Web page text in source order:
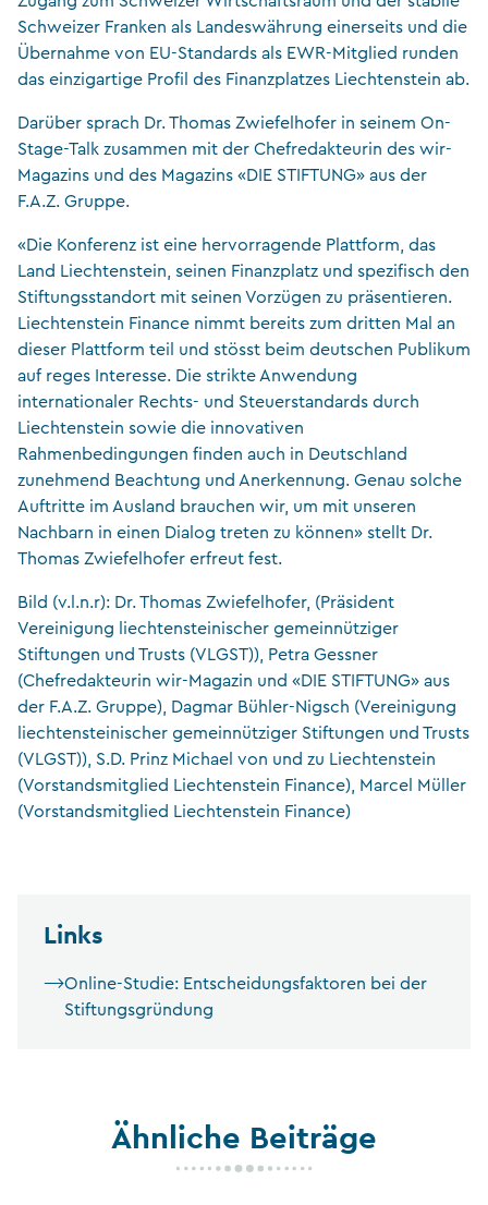
Schweizer Franken als Landeswährung einerseits und die
Übernahme von EU-Standards als EWR-Mitglied runden
das einzigartige Profil des Finanzplatzes Liechtenstein ab.
Darüber sprach Dr. Thomas Zwiefelhofer in seinem On-
Stage-Talk zusammen mit der Chefredakteurin des wir-
Magazins und des Magazins «DIE STIFTUNG» aus der
F.A.Z. Gruppe.
«Die Konferenz ist eine hervorragende Plattform, das
Land Liechtenstein, seinen Finanzplatz und spezifisch den
Stiftungsstandort mit seinen Vorzügen zu präsentieren.
Liechtenstein Finance nimmt bereits zum dritten Mal an
dieser Plattform teil und stösst beim deutschen Publikum
auf reges Interesse. Die strikte Anwendung
internationaler Rechts- und Steuerstandards durch
Liechtenstein sowie die innovativen
Rahmenbedingungen finden auch in Deutschland
zunehmend Beachtung und Anerkennung. Genau solche
Auftritte im Ausland brauchen wir, um mit unseren
Nachbarn in einen Dialog treten zu können» stellt Dr.
Thomas Zwiefelhofer erfreut fest.
Bild (v.l.n.r): Dr. Thomas Zwiefelhofer, (Präsident
Vereinigung liechtensteinischer gemeinnütziger
Stiftungen und Trusts (VLGST)), Petra Gessner
(Chefredakteurin wir-Magazin und «DIE STIFTUNG» aus
der F.A.Z. Gruppe), Dagmar Bühler-Nigsch (Vereinigung
liechtensteinischer gemeinnütziger Stiftungen und Trusts
(VLGST)), S.D. Prinz Michael von und zu Liechtenstein
(Vorstandsmitglied Liechtenstein Finance), Marcel Müller
(Vorstandsmitglied Liechtenstein Finance)
Links
Online-Studie: Entscheidungsfaktoren bei der
Stiftungsgründung
Ähnliche Beiträge